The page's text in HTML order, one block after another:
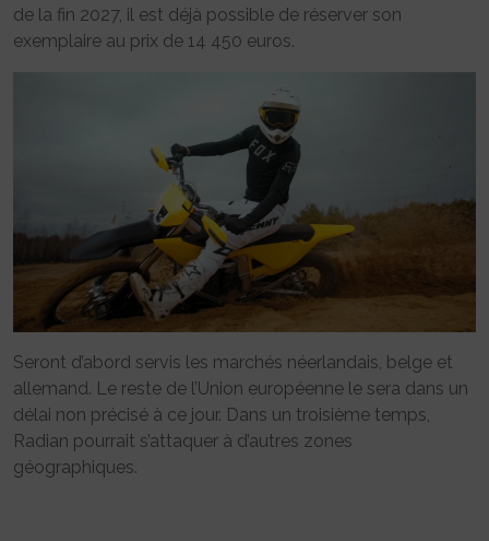
de la fin 2027, il est déjà possible de réserver son
exemplaire au prix de 14 450 euros.
Seront d’abord servis les marchés néerlandais, belge et
allemand. Le reste de l’Union européenne le sera dans un
délai non précisé à ce jour. Dans un troisième temps,
Radian pourrait s’attaquer à d’autres zones
géographiques.